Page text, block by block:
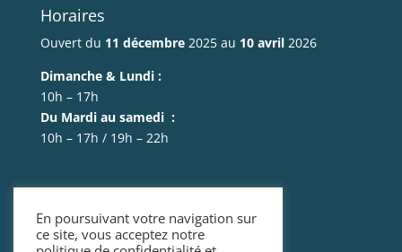
Horaires
Ouvert du 11 décembre2025 au 10 avril2026
Dimanche & Lundi :
10h – 17h
Du Mardi au samedi :
10h – 17h / 19h – 22h
Politique de confidentialité
En poursuivant votre navigation sur
ce site, vous acceptez notre